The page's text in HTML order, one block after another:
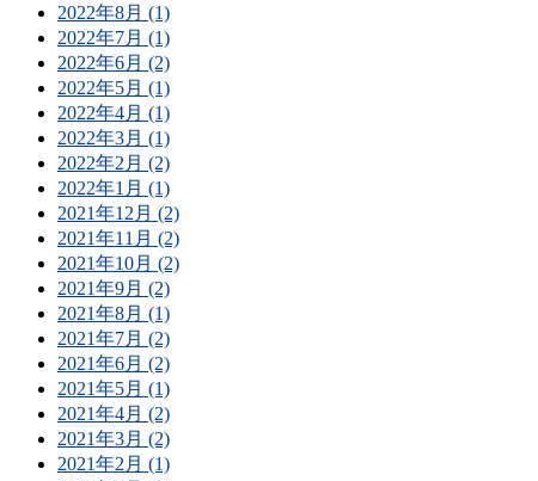
2022年8月 (1)
2022年7月 (1)
2022年6月 (2)
2022年5月 (1)
2022年4月 (1)
2022年3月 (1)
2022年2月 (2)
2022年1月 (1)
2021年12月 (2)
2021年11月 (2)
2021年10月 (2)
2021年9月 (2)
2021年8月 (1)
2021年7月 (2)
2021年6月 (2)
2021年5月 (1)
2021年4月 (2)
2021年3月 (2)
2021年2月 (1)